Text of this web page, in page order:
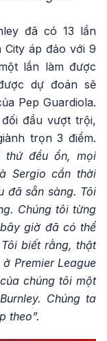
đã có 13 lần
City áp đảo với 9
lần làm được
dự đoán sẽ
Pep Guardiola.
đầu vượt trội,
trọn 3 điểm.
thứ đều ổn, mọi
Sergio cần thời
đã sẵn sàng. Tôi
Chúng tôi từng
giờ đã có thể
biết rằng, thật
Premier League
chúng tôi một
Chúng ta
theo”.